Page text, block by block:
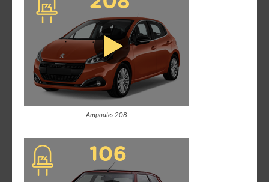
Ampoules 208